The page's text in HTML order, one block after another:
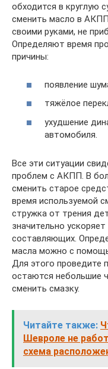
обходится в круглую
сменить масло в
своими руками, не
Определяют время
причины:
появление
тяжёлое
ухудшение
автомобиля.
Все эти ситуации
проблем с АКПП. В
сменить старое
время используемой
стружка от трения
значительно
составляющих.
масла можно с
Для этого проведите
остаются небольшие
сменить смазку.
Читайте также:
Шевроле не
схема